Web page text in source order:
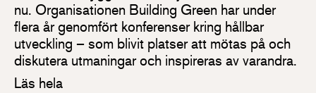
nu. Organisationen Building Green har under
flera år genomfört konferenser kring hållbar
utveckling – som blivit platser att mötas på och
diskutera utmaningar och inspireras av varandra.
Läs hela